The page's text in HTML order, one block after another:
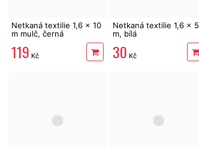
Netkaná textilie 1,6 x 10
m mulč, černá
119 Kč
Netkaná textilie 1,6 x 5
m, bílá
30 Kč